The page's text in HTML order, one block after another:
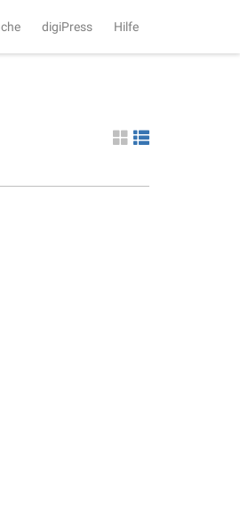
digiPress Hilfe